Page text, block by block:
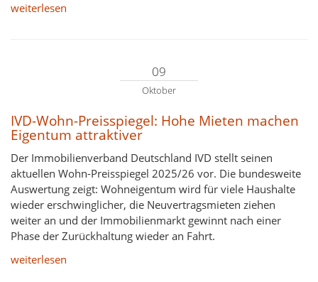
weiterlesen
09
Oktober
IVD-Wohn-Preisspiegel: Hohe Mieten machen
Eigentum attraktiver
Der Immobilienverband Deutschland IVD stellt seinen
aktuellen Wohn-Preisspiegel 2025/26 vor. Die bundesweite
Auswertung zeigt: Wohneigentum wird für viele Haushalte
wieder erschwinglicher, die Neuvertragsmieten ziehen
weiter an und der Immobilienmarkt gewinnt nach einer
Phase der Zurückhaltung wieder an Fahrt.
weiterlesen